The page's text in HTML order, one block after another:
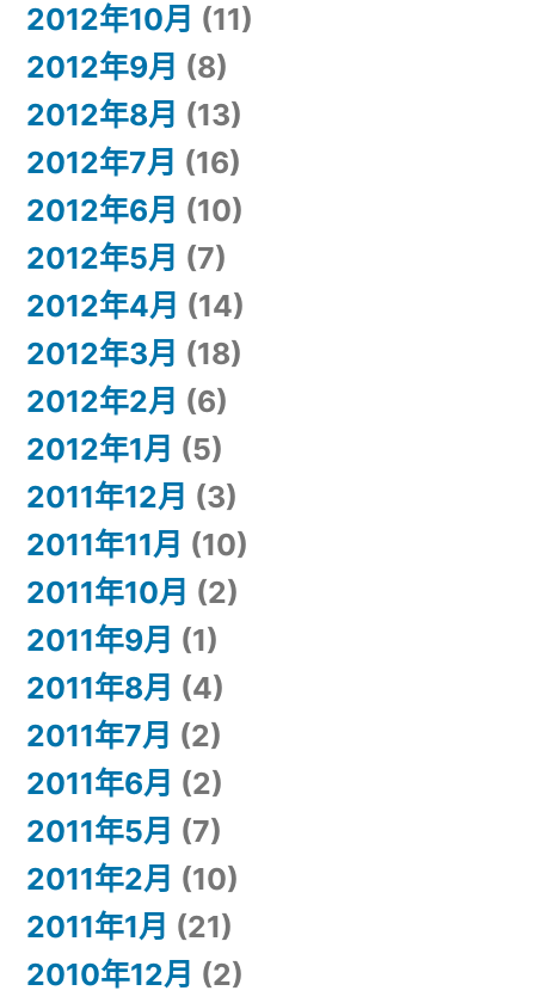
2012年10月 (11)
2012年9月 (8)
2012年8月 (13)
2012年7月 (16)
2012年6月 (10)
2012年5月 (7)
2012年4月 (14)
2012年3月 (18)
2012年2月 (6)
2012年1月 (5)
2011年12月 (3)
2011年11月 (10)
2011年10月 (2)
2011年9月 (1)
2011年8月 (4)
2011年7月 (2)
2011年6月 (2)
2011年5月 (7)
2011年2月 (10)
2011年1月 (21)
2010年12月 (2)